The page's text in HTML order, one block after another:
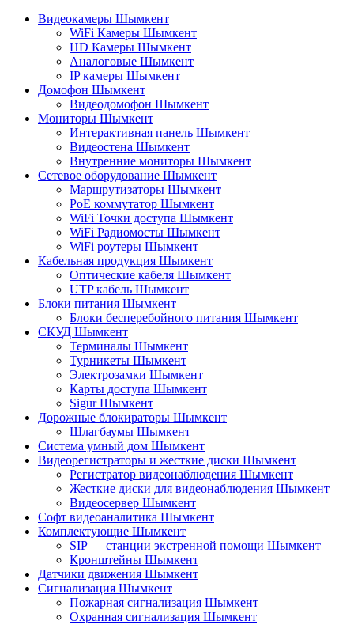
Видеокамеры Шымкент
WiFi Камеры Шымкент
HD Камеры Шымкент
Аналоговые Шымкент
IP камеры Шымкент
Домофон Шымкент
Видеодомофон Шымкент
Мониторы Шымкент
Интерактивная панель Шымкент
Видеостена Шымкент
Внутренние мониторы Шымкент
Сетевое оборудование Шымкент
Маршрутизаторы Шымкент
PoE коммутатор Шымкент
WiFi Точки доступа Шымкент
WiFi Радиомосты Шымкент
WiFi роутеры Шымкент
Кабельная продукция Шымкент
Оптические кабеля Шымкент
UTP кабель Шымкент
Блоки питания Шымкент
Блоки бесперебойного питания Шымкент
СКУД Шымкент
Терминалы Шымкент
Турникеты Шымкент
Электрозамки Шымкент
Карты доступа Шымкент
Sigur Шымкент
Дорожные блокираторы Шымкент
Шлагбаумы Шымкент
Система умный дом Шымкент
Видеорегистраторы и жесткие диски Шымкент
Регистратор видеонаблюдения Шымкент
Жесткие диски для видеонаблюдения Шымкент
Видеосервер Шымкент
Софт видеоаналитика Шымкент
Комплектующие Шымкент
SIP — станции экстренной помощи Шымкент
Кронштейны Шымкент
Датчики движения Шымкент
Сигнализация Шымкент
Пожарная сигнализация Шымкент
Охранная сигнализация Шымкент